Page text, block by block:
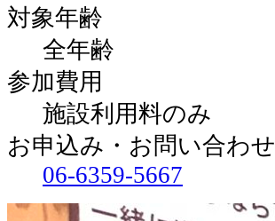
対象年齢
全年齢
参加費用
施設利用料のみ
お申込み・お問い合わせ
06-6359-5667